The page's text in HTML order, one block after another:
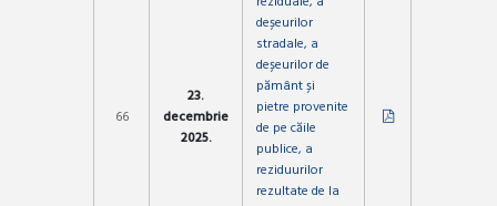
66
23.
decembrie
2025.
deșeurilor
stradale, a
deșeurilor de
pământ și
pietre provenite
de pe căile
publice, a
reziduurilor
rezultate de la